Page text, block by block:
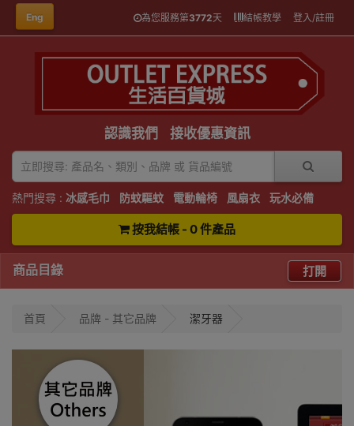
Eng 為您服務第3772天 結帳教學 登入/註冊
認識我們 接收優惠資訊
熱門搜尋 : 冰感毛巾 防蚊驅蚊 電動輪椅 風扇衣 玩水必備
按我結帳 - 0 件產品
商品目錄 打開
首頁 品牌 - 其它品牌 潔牙器